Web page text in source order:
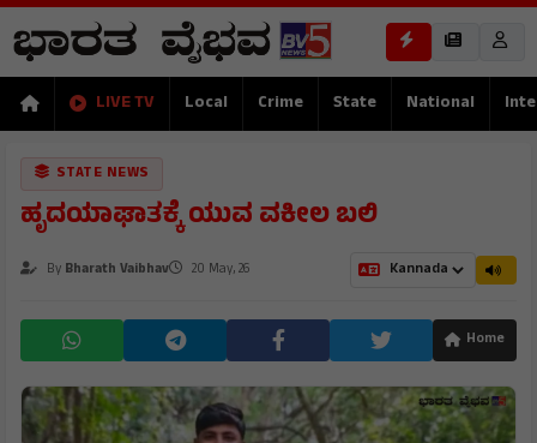
LIVE TV Local Crime State National
STATE NEWS
ಹೃದಯಾಘಾತಕ್ಕೆ ಯುವ ವಕೀಲ ಬಲಿ
By Bharath Vaibhav 20 May, 26
Home